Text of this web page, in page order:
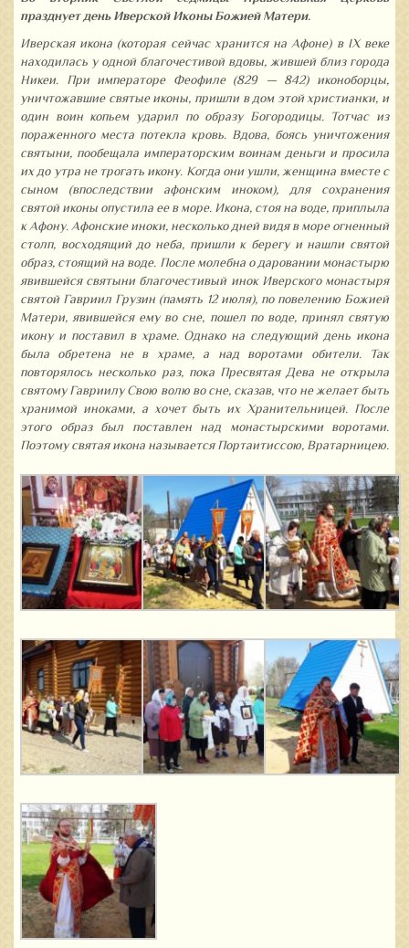
празднует день Иверской Иконы Божией Матери.
Иверская икона (которая сейчас хранится на Афоне) в IX веке
находилась у одной благочестивой вдовы, жившей близ города
Никеи. При императоре Феофиле (829 — 842) иконоборцы,
уничтожавшие святые иконы, пришли в дом этой христианки, и
один воин копьем ударил по образу Богородицы. Тотчас из
пораженного места потекла кровь. Вдова, боясь уничтожения
святыни, пообещала императорским воинам деньги и просила
их до утра не трогать икону. Когда они ушли, женщина вместе с
сыном (впоследствии афонским иноком), для сохранения
святой иконы опустила ее в море. Икона, стоя на воде, приплыла
к Афону. Афонские иноки, несколько дней видя в море огненный
столп, восходящий до неба, пришли к берегу и нашли святой
образ, стоящий на воде. После молебна о даровании монастырю
явившейся святыни благочестивый инок Иверского монастыря
святой Гавриил Грузин (память 12 июля), по повелению Божией
Матери, явившейся ему во сне, пошел по воде, принял святую
икону и поставил в храме. Однако на следующий день икона
была обретена не в храме, а над воротами обители. Так
повторялось несколько раз, пока Пресвятая Дева не открыла
святому Гавриилу Свою волю во сне, сказав, что не желает быть
хранимой иноками, а хочет быть их Хранительницей. После
этого образ был поставлен над монастырскими воротами.
Поэтому святая икона называется Портаитиссою, Вратарницею.